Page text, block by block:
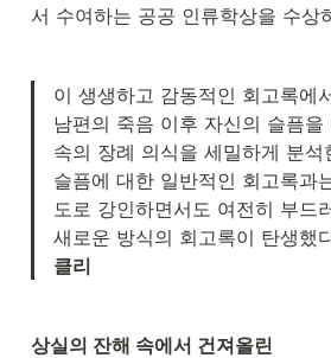
서 수여하는 공공 인류학상을 수상
이 생생하고 감동적인 회고록에
남편의 죽음 이후 자신의 슬픔
속의 장례 의식을 세밀하게 분
슬픔에 대한 일반적인 회고록과
도로 강인하면서도 여전히 부드
새로운 방식의 회고록이 탄생했
클리
상실의 잔해 속에서 건져올린